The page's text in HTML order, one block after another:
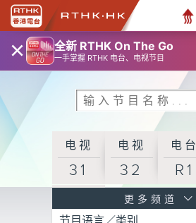
× 全新 RTHK On The Go
一手掌握 RTHK 电台、电视节目
电视
31
电视
32
电台
R1
更多频道